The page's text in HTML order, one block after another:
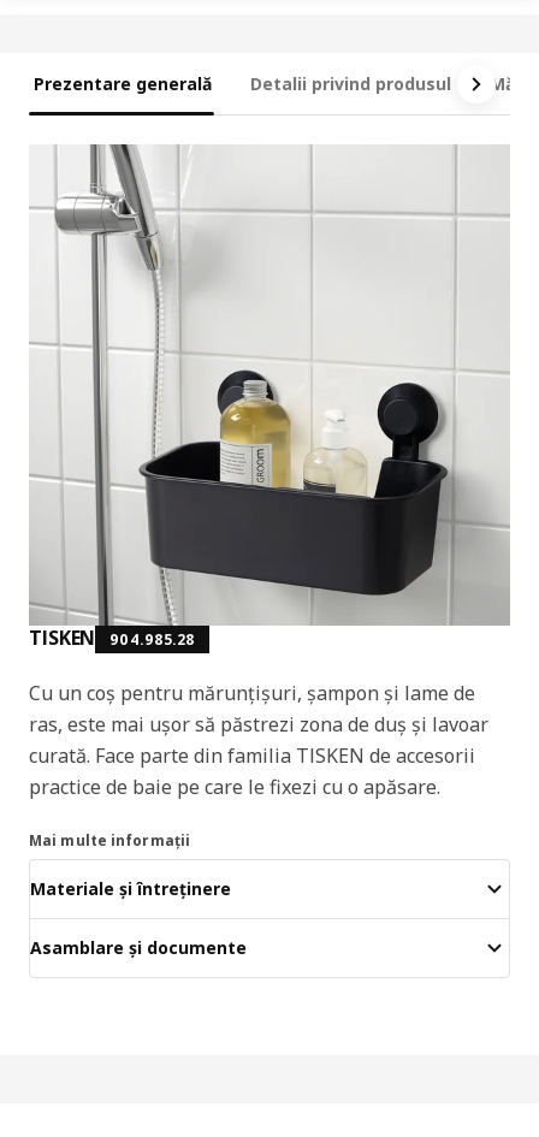
Prezentare generală Detalii privind produsul
TISKEN 904.985.28
Cu un coș pentru mărunțișuri, șampon și lame de
ras, este mai ușor să păstrezi zona de duș și lavoar
curată. Face parte din familia TISKEN de accesorii
practice de baie pe care le fixezi cu o apăsare.
Mai multe informații
Materiale și întreținere
Asamblare și documente